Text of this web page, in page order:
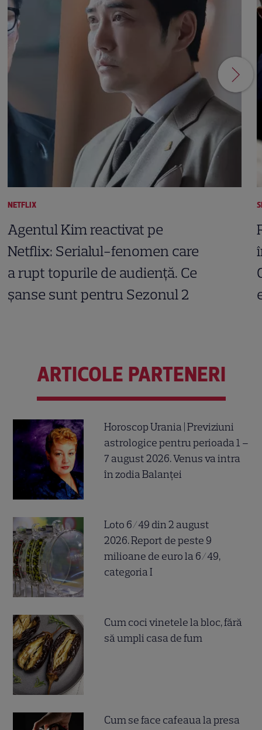
NETFLIX
Agentul Kim reactivat pe
Netflix: Serialul-fenomen care
a rupt topurile de audiență. Ce
șanse sunt pentru Sezonul 2
ARTICOLE PARTENERI
Horoscop Urania | Previziuni
astrologice pentru perioada 1 –
7 august 2026. Venus va intra
în zodia Balanței
Loto 6/49 din 2 august
2026. Report de peste 9
milioane de euro la 6/49,
categoria I
Cum coci vinetele la bloc, fără
să umpli casa de fum
Cum se face cafeaua la presa